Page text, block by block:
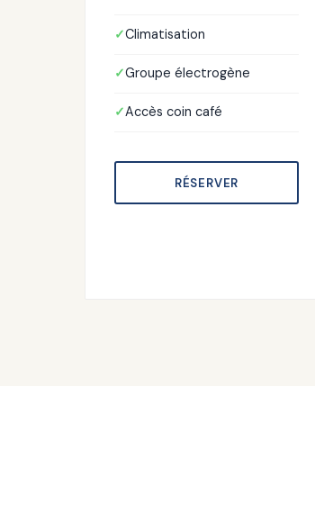
Climatisation
Groupe électrogène
Accès coin café
RÉSERVER